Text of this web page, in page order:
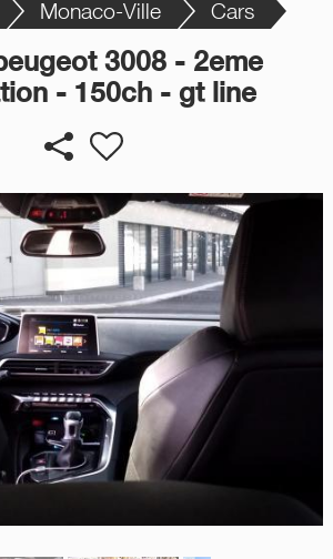
Monaco-Ville Cars
3008 - 2eme
- 150ch - gt line